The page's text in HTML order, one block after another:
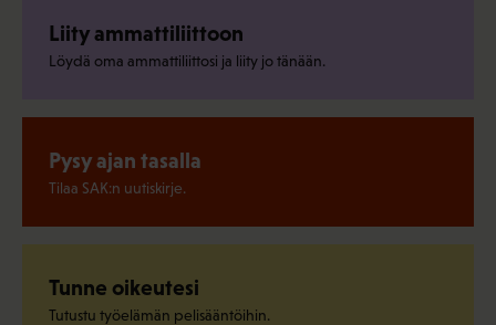
Liity ammattiliittoon
Löydä oma ammattiliittosi ja liity jo tänään.
Pysy ajan tasalla
Tilaa SAK:n uutiskirje.
Tunne oikeutesi
Tutustu työelämän pelisääntöihin.